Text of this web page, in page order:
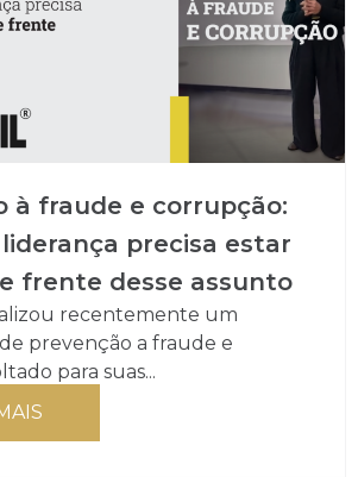
à fraude e corrupção:
precisa estar
frente desse assunto
recentemente um
prevenção a fraude e
para suas...